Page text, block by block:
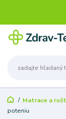
Matrace a
poteniu